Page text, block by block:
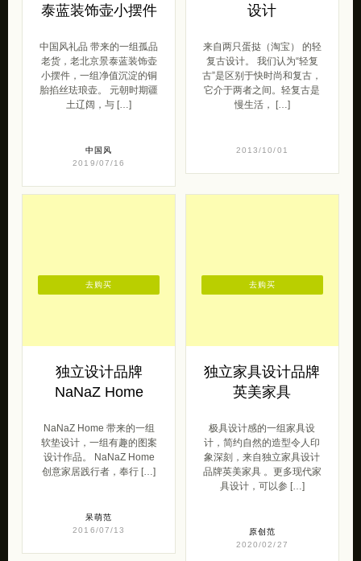
泰蓝装饰壶小摆件
中国风礼品 带来的一组孤品
老货，老北京景泰蓝装饰壶
小摆件，一组净值沉淀的铜
胎掐丝珐琅壶。 元朝时期疆
土辽阔，与 […]
中国风
2019/07/16
设计
来自两只蛋挞（淘宝） 的轻
复古设计。 我们认为“轻复
古”是区别于快时尚和复古，
它介于两者之间。轻复古是
慢生活， […]
2013/10/01
独立设计品牌
NaNaZ Home
NaNaZ Home 带来的一组
软垫设计，一组有趣的图案
设计作品。 NaNaZ Home
创意家居践行者，奉行 […]
呆萌范
2016/07/13
去购买
独立家具设计品牌
英美家具
极具设计感的一组家具设
计，简约自然的造型令人印
象深刻，来自独立家具设计
品牌英美家具 。更多现代家
具设计，可以参 […]
原创范
2020/02/27
去购买